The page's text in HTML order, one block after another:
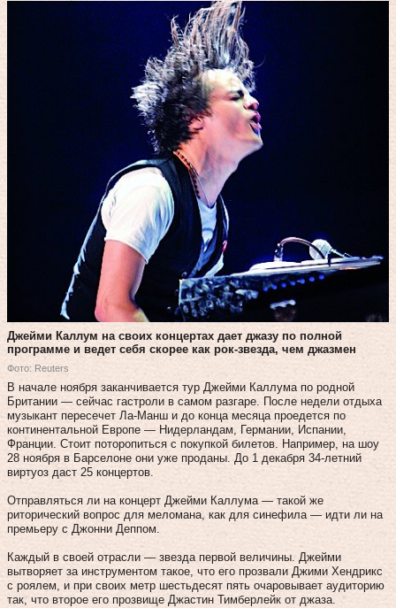
Джейми Каллум на своих концертах дает джазу по полной
программе и ведет себя скорее как рок-звезда, чем джазмен
Фото: Reuters
В начале ноября заканчивается тур Джейми Каллума по родной
Британии — сейчас гастроли в самом разгаре. После недели отдыха
музыкант пересечет Ла-Манш и до конца месяца проедется по
континентальной Европе — Нидерландам, Германии, Испании,
Франции. Стоит поторопиться с покупкой билетов. Например, на шоу
28 ноября в Барселоне они уже проданы. До 1 декабря 34‑летний
виртуоз даст 25 концертов.
Отправляться ли на концерт Джейми Каллума — такой же
риторический вопрос для меломана, как для синефила — идти ли на
премьеру с Джонни Деппом.
Каждый в своей отрасли — звезда первой величины. Джейми
вытворяет за инструментом такое, что его прозвали Джими Хендрикс
с роялем, и при своих метр шестьдесят пять очаровывает аудиторию
так, что второе его прозвище Джастин Тимберлейк от джаза.